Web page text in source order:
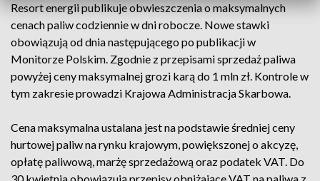
Resort energii publikuje obwieszczenia o maksymalnych
cenach paliw codziennie w dni robocze. Nowe stawki
obowiązują od dnia następującego po publikacji w
Monitorze Polskim. Zgodnie z przepisami sprzedaż paliwa
powyżej ceny maksymalnej grozi karą do 1 mln zł. Kontrole w
tym zakresie prowadzi Krajowa Administracja Skarbowa.
Cena maksymalna ustalana jest na podstawie średniej ceny
hurtowej paliw na rynku krajowym, powiększonej o akcyzę,
opłatę paliwową, marżę sprzedażową oraz podatek VAT. Do